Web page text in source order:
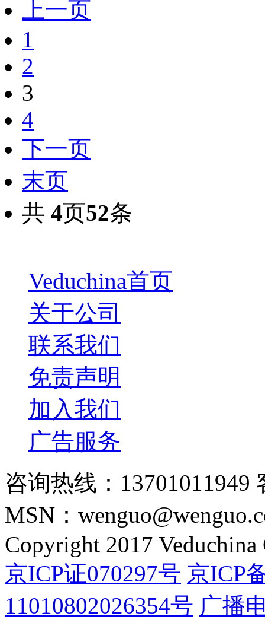
上一页
1
2
3
4
下一页
末页
共 4页52条
Veduchina首页
关于公司
联系我们
免责声明
加入我们
广告服务
咨询热线：13701011949
MSN：
Copyright 2017
京ICP证070297号 京ICP
11010802026354号 广播